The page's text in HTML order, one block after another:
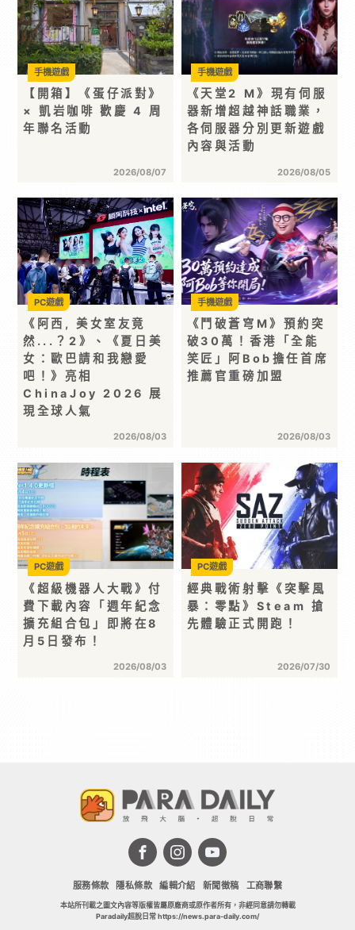
【開箱】《蛋仔派對》
× 凱岩咖啡 歡慶 4 周
年聯名活動
2026/08/07
手機遊戲
《天堂2 M》現有伺服
器新增超越神話職業，
各伺服器分別更新遊戲
內容與活動
2026/08/05
手機遊戲
《阿西, 美女室友竟
然...？2》、《夏日美
女：歐巴請和我戀愛
吧！》亮相
ChinaJoy 2026 展
現全球人氣
2026/08/03
PC遊戲
《鬥破蒼穹M》預約突
破30萬！香港「全能
笑匠」阿Bob擔任首席
推薦官重磅加盟
2026/08/03
手機遊戲
《超級機器人大戰》付
費下載內容「週年紀念
擴充組合包」即將在8
月5日發布！
2026/08/03
PC遊戲
經典戰術射擊《突擊風
暴：零點》Steam 搶
先體驗正式開跑！
2026/07/30
PC遊戲
服務條款 隱私條款 編輯介紹 新聞徵稿 工商聯繫
本站所刊載之圖文內容等版權皆屬原廠商或原作者所有，非經同意請勿轉載
Paradaily超脫日常 https://news.para-daily.com/